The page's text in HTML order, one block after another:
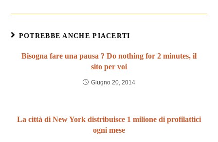
POTREBBE ANCHE PIACERTI
Bisogna fare una pausa ? Do nothing for 2 minutes, il
sito per voi
Giugno 20, 2014
La città di New York distribuisce 1 milione di profilattici
ogni mese